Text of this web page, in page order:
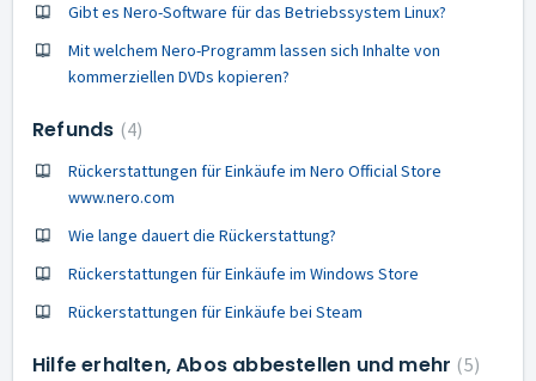
Gibt es Nero-Software für das Betriebssystem Linux?
Mit welchem Nero-Programm lassen sich Inhalte von
kommerziellen DVDs kopieren?
Refunds 4
Rückerstattungen für Einkäufe im Nero Official Store
www.nero.com
Wie lange dauert die Rückerstattung?
Rückerstattungen für Einkäufe im Windows Store
Rückerstattungen für Einkäufe bei Steam
Hilfe erhalten, Abos abbestellen und mehr 5